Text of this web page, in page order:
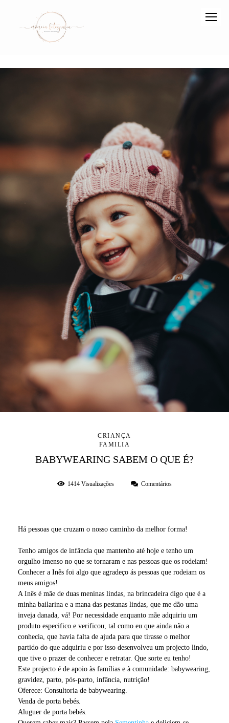
CRIANÇA
FAMILIA
BABYWEARING SABEM O QUE É?
1414 Visualizações Comentários
Há pessoas que cruzam o nosso caminho da melhor forma!
Tenho amigos de infância que mantenho até hoje e tenho um
orgulho imenso no que se tornaram e nas pessoas que os rodeiam!
Conhecer a Inês foi algo que agradeço ás pessoas que rodeiam os
meus amigos!
A Inês é mãe de duas meninas lindas, na brincadeira digo que é a
minha bailarina e a mana das pestanas lindas, que me dão uma
inveja danada, vá! Por necessidade enquanto mãe adquiriu um
produto especifico e verificou, tal como eu que ainda não a
conhecia, que havia falta de ajuda para que tirasse o melhor
partido do que adquiriu e por isso desenvolveu um projecto lindo,
que tive o prazer de conhecer e retratar. Que sorte eu tenho!
Este projecto é de apoio às famílias e à comunidade: babywearing,
gravidez, parto, pós-parto, infância, nutrição!
Oferece: Consultoria de babywearing.
Venda de porta bebés.
Aluguer de porta bebés.